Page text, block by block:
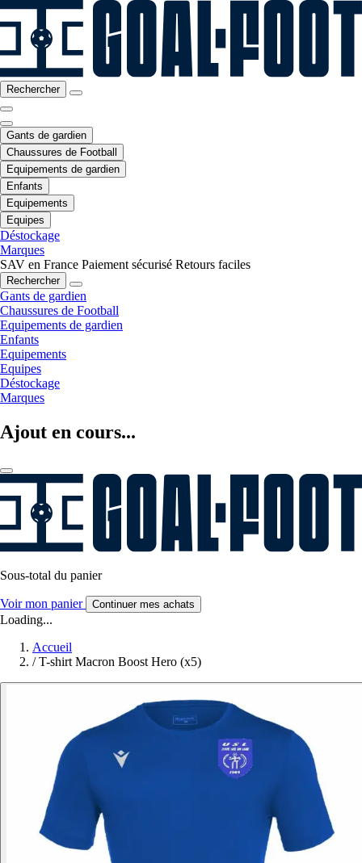
Rechercher
Gants de gardien
Chaussures de Football
Equipements de gardien
Enfants
Equipements
Equipes
Déstockage
Marques
SAV en France Paiement sécurisé Retours faciles
Rechercher
Gants de gardien
Chaussures de Football
Equipements de gardien
Enfants
Equipements
Equipes
Déstockage
Marques
Ajout en cours...
Sous-total du panier
Voir mon panier Continuer mes achats
Loading...
Accueil
/ T-shirt Macron Boost Hero (x5)